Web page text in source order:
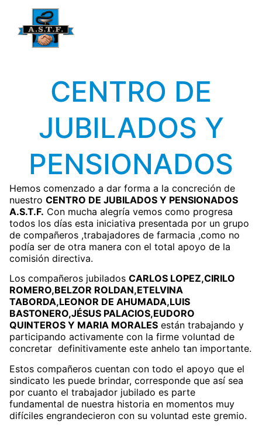
CENTRO DE
JUBILADOS Y
PENSIONADOS
Hemos comenzado a dar forma a la concreción de
nuestro CENTRO DE JUBILADOS Y PENSIONADOS
A.S.T.F. Con mucha alegría vemos como progresa
todos los días esta iniciativa presentada por un grupo
de compañeros ,trabajadores de farmacia ,como no
podía ser de otra manera con el total apoyo de la
comisión directiva.
Los compañeros jubilados CARLOS LOPEZ,CIRILO
ROMERO,BELZOR ROLDAN,ETELVINA
TABORDA,LEONOR DE AHUMADA,LUIS
BASTONERO,JÉSUS PALACIOS,EUDORO
QUINTEROS Y MARIA MORALES están trabajando y
participando activamente con la firme voluntad de
concretar definitivamente este anhelo tan importante.
Estos compañeros cuentan con todo el apoyo que el
sindicato les puede brindar, corresponde que así sea
por cuanto el trabajador jubilado es parte
fundamental de nuestra historia en momentos muy
difíciles engrandecieron con su voluntad este gremio.